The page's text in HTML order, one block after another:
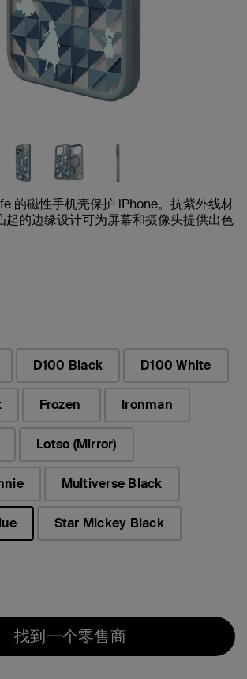
的磁性手机壳保护 iPhone。抗紫外线材
起的边缘设计可为屏幕和摄像头提供出色
D100 Black D100 White
Frozen Ironman
Lotso (Mirror)
Multiverse Black
Star Mickey Black
找到一个零售商